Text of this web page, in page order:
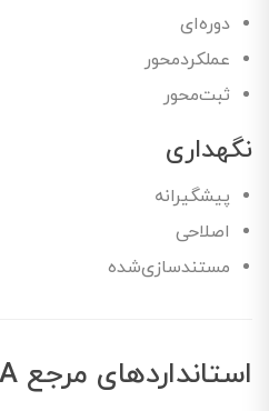
دوره‌ای
عملکردمحور
ثبت‌محور
نگهداری
پیشگیرانه
اصلاحی
مستندسازی‌شده
استانداردهای مرجع NFPA در ITM